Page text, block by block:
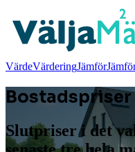
VärdeVärderingJämför
Bostadspriser
Slutpriser i det